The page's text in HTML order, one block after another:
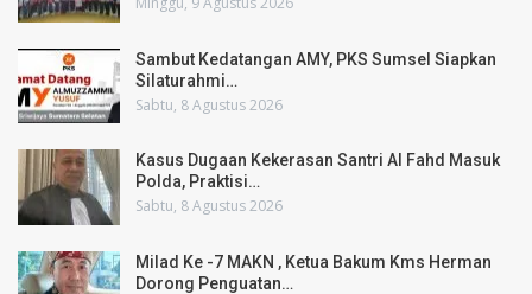
Sambut Kedatangan AMY, PKS Sumsel Siapkan
Silaturahmi…
Sabtu, 8 Agustus 2026
Kasus Dugaan Kekerasan Santri Al Fahd Masuk
Polda, Praktisi…
Sabtu, 8 Agustus 2026
Milad Ke -7 MAKN , Ketua Bakum Kms Herman
Dorong Penguatan…